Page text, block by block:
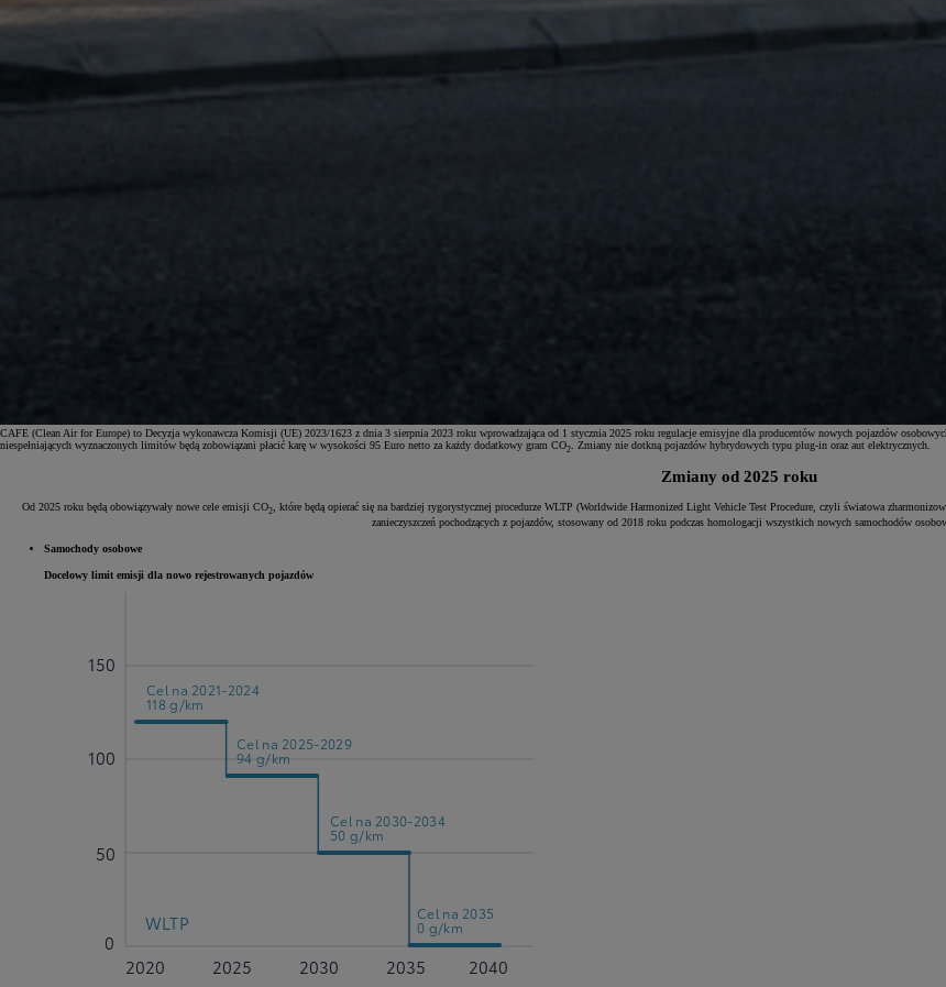
CAFE (Clean Air for Europe) to Decyzja wykonawcza Komisji (UE) 2023/1623 z dnia 3 sierpnia 2023 roku wprowadzająca od 1 stycznia 2025 roku regulacje emisyjne dla producentów nowych pojazdów
niespełniających wyznaczonych limitów będą zobowiązani płacić karę w wysokości 95 Euro netto za każdy dodatkowy gram CO2 . Zmiany nie dotkną pojazdów hybrydowych typu plug-in oraz aut elektrycznych.
Zmiany od 2025 roku
Od 2025 roku będą obowiązywały nowe cele emisji CO2 , które będą opierać się na bardziej rygorystycznej procedurze WLTP (Worldwide Harmonized Light Vehicle Test Procedure, czyli światowa
zanieczyszczeń pochodzących z pojazdów, stosowany od 2018 roku podczas homologacji wszystkich nowych samochodów
Samochody osobowe
Docelowy limit emisji dla nowo rejestrowanych pojazdów
2020 2025 2030 2035 2040
0
100
50
150
Cel na 2021-2024
118 g/km
Cel na 2025-2029
94 g/km
Cel na 2030-2034
50 g/km
Cel na 2035
0 g/km
WLTP